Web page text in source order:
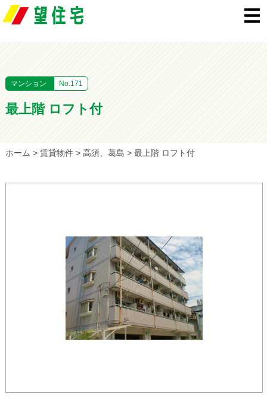
マンション No.171
最上階 ロフト付
ホーム > 賃貸物件> 高須、葛島 > 最上階 ロフト付